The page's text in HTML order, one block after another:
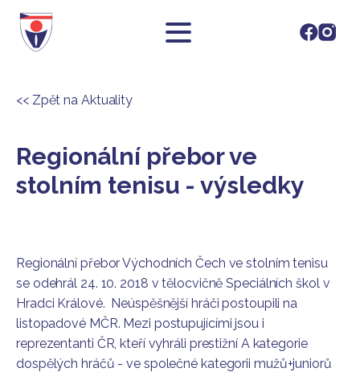
<< Zpět na Aktuality
Regionální přebor ve
stolním tenisu - výsledky
Regionální přebor Východních Čech ve stolním tenisu
se odehrál 24. 10. 2018 v tělocvičně Speciálních škol v
Hradci Králové. Neúspěšnější hráči postoupili na
listopadové MČR. Mezi postupujícími jsou i
reprezentanti ČR, kteří vyhráli prestižní A kategorie
dospělých hráčů - ve společné kategorii mužů+juniorů